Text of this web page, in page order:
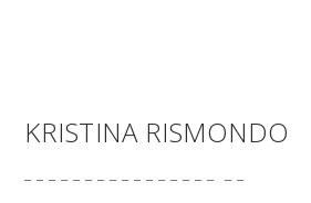
KRISTINA RISMONDO